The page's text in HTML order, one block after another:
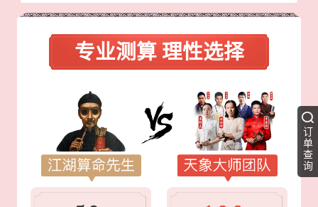
专业测算 理性选择
订
单
查
询